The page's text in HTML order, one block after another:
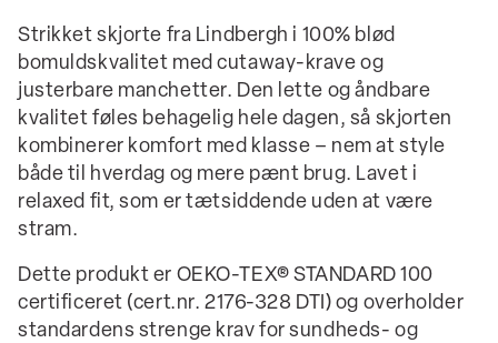
Strikket skjorte fra Lindbergh i 100% blød
bomuldskvalitet med cutaway-krave og
justerbare manchetter. Den lette og åndbare
kvalitet føles behagelig hele dagen, så skjorten
kombinerer komfort med klasse – nem at style
både til hverdag og mere pænt brug. Lavet i
relaxed fit, som er tætsiddende uden at være
stram.
Dette produkt er OEKO-TEX® STANDARD 100
certificeret (cert.nr. 2176-328 DTI) og overholder
standardens strenge krav for sundheds- og